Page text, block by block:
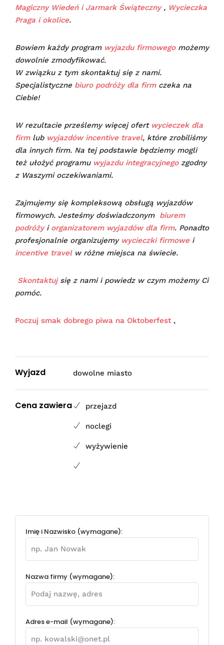
Magiczny Wiedeń i Jarmark Świąteczny, Wycieczka
Praga i okolice.
Bowiem każdy program wyjazdu firmowegomożemy
dowolnie zmodyfikować.
W związku z tym skontaktuj się z nami.
Specjalistyczne biuro podróży dla firmczeka na
Ciebie!
W rezultacie prześlemy więcej ofert wycieczek dla
firmlub wyjazdów incentive travel, które zrobiliśmy
dla innych firm. Na tej podstawie będziemy mogli
też ułożyć programu wyjazdu integracyjnegozgodny
z Waszymi oczekiwaniami.
Zajmujemy się kompleksową obsługą wyjazdów
firmowych. Jesteśmy doświadczonym biurem
podróżyi organizatorem wyjazdów dla firm. Ponadto
profesjonalnie organizujemy wycieczki firmowe i
incentive travelw różne miejsca na świecie.
Skontaktujsię z nami i powiedz w czym możemy Ci
pomóc.
Poczuj smak dobrego piwa na Oktoberfest ,
Wyjazd dowolne miasto
Cena zawiera przejazd
noclegi
wyżywienie
Imię i Nazwisko (wymagane):
Nazwa firmy (wymagane):
Adres e-mail (wymagane):